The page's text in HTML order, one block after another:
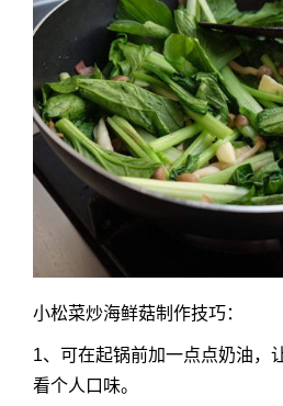
小松菜炒海鲜菇制作技巧：
1、可在起锅前加一点点奶油，
看个人口味。